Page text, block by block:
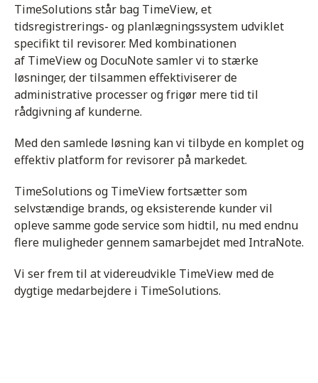
TimeSolutions står bag TimeView, et
tidsregistrerings- og planlægningssystem udviklet
specifikt til revisorer. Med kombinationen
af TimeView og DocuNote samler vi to stærke
løsninger, der tilsammen effektiviserer de
administrative processer og frigør mere tid til
rådgivning af kunderne.
Med den samlede løsning kan vi tilbyde en komplet og
effektiv platform for revisorer på markedet.
TimeSolutions og TimeView fortsætter som
selvstændige brands, og eksisterende kunder vil
opleve samme gode service som hidtil, nu med endnu
flere muligheder gennem samarbejdet med IntraNote.
Vi ser frem til at videreudvikle TimeView med de
dygtige medarbejdere i TimeSolutions.